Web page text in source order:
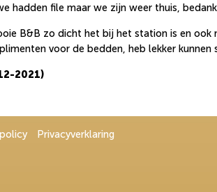
hadden file maar we zijn weer thuis,
B&B zo dicht het bij het station is en
voor de bedden, heb lekker kunnen
2021)
Privacyverklaring